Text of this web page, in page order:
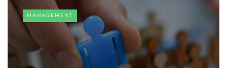
MANAGEMENT